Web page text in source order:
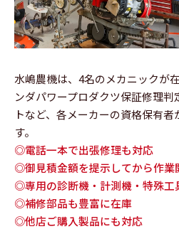
水嶋農機は、4名のメカニックが
ンダパワープロダクツ保証修理
トなど、各メーカーの資格保有
す。
◎電話一本で出張修理も対応
◎御見積金額を提示してから作業
◎専用の診断機・計測機・特殊工
◎補修部品も豊富に在庫
◎他店ご購入製品にも対応